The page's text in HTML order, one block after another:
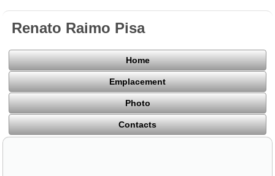
Renato Raimo Pisa
Home
Emplacement
Photo
Contacts